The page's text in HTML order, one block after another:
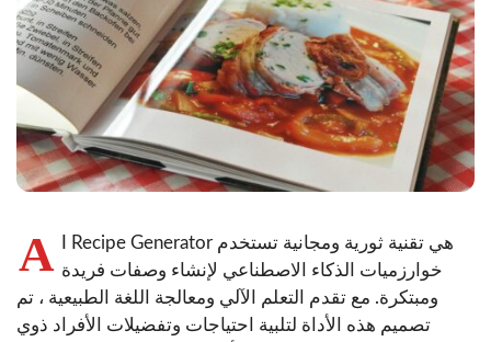
A
I Recipe Generator هي تقنية ثورية ومجانية تستخدم
خوارزميات الذكاء الاصطناعي لإنشاء وصفات فريدة
ومبتكرة. مع تقدم التعلم الآلي ومعالجة اللغة الطبيعية ، تم
تصميم هذه الأداة لتلبية احتياجات وتفضيلات الأفراد ذوي